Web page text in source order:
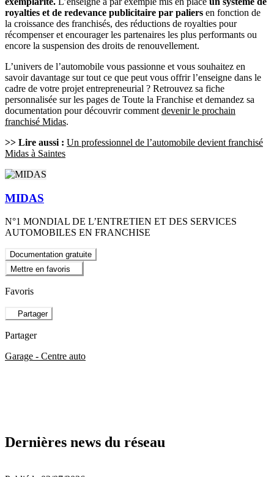
royalties et de redevance publicitaire par paliers en fonction de
la croissance des franchisés, des réductions de royalties pour
récompenser et encourager les partenaires les plus performants ou
encore la suspension des droits de renouvellement.
L’univers de l’automobile vous passionne et vous souhaitez en
savoir davantage sur tout ce que peut vous offrir l’enseigne dans le
cadre de votre projet entrepreneurial ? Retrouvez sa fiche
personnalisée sur les pages de Toute la Franchise et demandez sa
documentation pour découvrir comment devenir le prochain
franchisé Midas.
>> Lire aussi : Un professionnel de l’automobile devient franchisé
Midas à Saintes
MIDAS
N°1 MONDIAL DE L’ENTRETIEN ET DES SERVICES
AUTOMOBILES EN FRANCHISE
Documentation gratuite
Mettre en favoris
Favoris
Partager
Partager
Garage - Centre auto
Dernières news du réseau